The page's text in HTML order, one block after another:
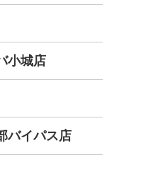
小城店
バイパス店